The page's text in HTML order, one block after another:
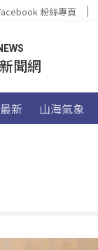
粉絲專頁
聞網
最新 山海氣象